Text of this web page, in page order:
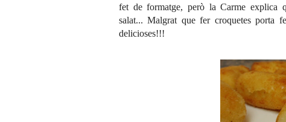
fet de formatge, però la Carme explica
salat... Malgrat que fer croquetes porta
delicioses!!!